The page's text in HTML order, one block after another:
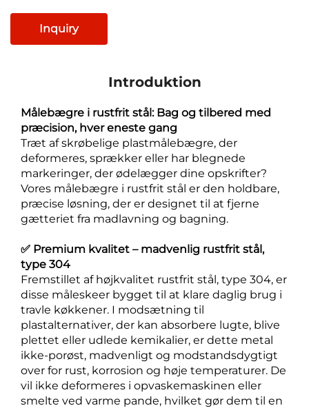
Inquiry
Introduktion
Målebægre i rustfrit stål: Bag og tilbered med
præcision, hver eneste gang
Træt af skrøbelige plastmålebægre, der
deformeres, sprækker eller har blegnede
markeringer, der ødelægger dine opskrifter?
Vores målebægre i rustfrit stål er den holdbare,
præcise løsning, der er designet til at fjerne
gætteriet fra madlavning og bagning.
✅ Premium kvalitet – madvenlig rustfrit stål,
type 304
Fremstillet af højkvalitet rustfrit stål, type 304, er
disse måleskeer bygget til at klare daglig brug i
travle køkkener. I modsætning til
plastalternativer, der kan absorbere lugte, blive
plettet eller udlede kemikalier, er dette metal
ikke-porøst, madvenligt og modstandsdygtigt
over for rust, korrosion og høje temperaturer. De
vil ikke deformeres i opvaskemaskinen eller
smelte ved varme pande, hvilket gør dem til en